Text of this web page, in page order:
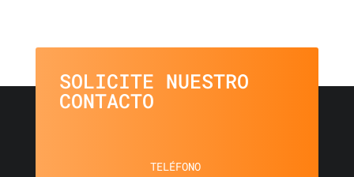
SOLICITE NUESTRO
CONTACTO